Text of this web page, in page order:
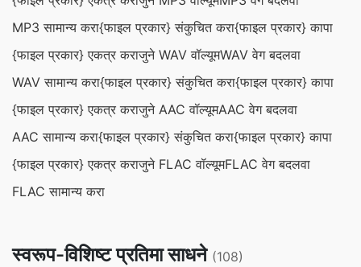
MP3 सामान्य करा{फाइल प्रकार} संकुचित करा{फाइल प्रकार} कापा
{फाइल प्रकार} एकत्र कराजुने WAV वॉल्यूमWAV वेग बदलवा
WAV सामान्य करा{फाइल प्रकार} संकुचित करा{फाइल प्रकार} कापा
{फाइल प्रकार} एकत्र कराजुने AAC वॉल्यूमAAC वेग बदलवा
AAC सामान्य करा{फाइल प्रकार} संकुचित करा{फाइल प्रकार} कापा
{फाइल प्रकार} एकत्र कराजुने FLAC वॉल्यूमFLAC वेग बदलवा
FLAC सामान्य करा
स्वरूप-विशिष्ट प्रतिमा साधने (108)